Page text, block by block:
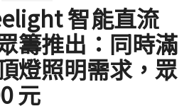
智能直流
籌推出：同時滿
燈照明需求，眾
元